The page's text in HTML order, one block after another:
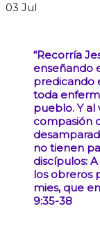
03 Jul
“Recorría
enseñando
predicando
toda
pueblo. Y al
compasión
no tienen
discípulos:
los obreros
mies, que
9:35-38